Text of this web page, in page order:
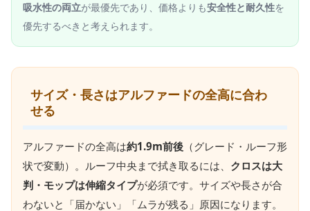
吸水性の両立が最優先であり、価格よりも安全性と耐久性を
優先するべきと考えられます。
サイズ・長さはアルファードの全高に合わ
せる
アルファードの全高は約1.9m前後 （グレード・ルーフ形
状で変動）。ルーフ中央まで拭き取るには、 クロスは大
判・モップは伸縮タイプが必須です。サイズや長さが合
わないと「届かない」「ムラが残る」原因になります。